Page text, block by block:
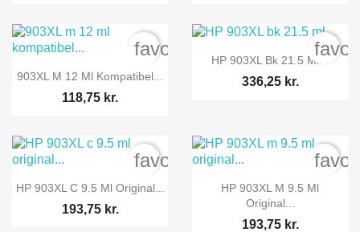
 Vis her
903XL M 12 Ml Kompatibel...
118,75 kr.
favorite_border
 Vis her
HP 903XL Bk 21.5 Ml...
336,25 kr.
 Vis her
HP 903XL C 9.5 Ml Original...
193,75 kr.
favorite_border
 Vis her
HP 903XL M 9.5 Ml
Original...
193,75 kr.